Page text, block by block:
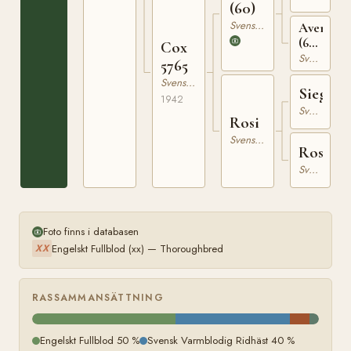
Cox
5765
Svensk Varmblodig Ridhäst
1942
(60)
Svensk Varmblodig Ridhäst
Rosi
Svensk Varmblodig Ridhäst
Avena
(60)
RÄSK
1913
Svensk Varmblodig Ridhäst
Sieger
Svensk Varmblodig Ridhäst
Rosa
Svensk Varmblodig Ridhäst
Foto finns i databasen
XX Engelskt Fullblod (xx) — Thoroughbred
RASSAMMANSÄTTNING
Engelskt Fullblod 50 % Svensk Varmblodig Ridhäst 40 %